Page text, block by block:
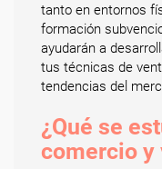
tanto en entornos
formación
ayudarán a
tus técnicas de
tendencias del
¿Qué se
comercio y